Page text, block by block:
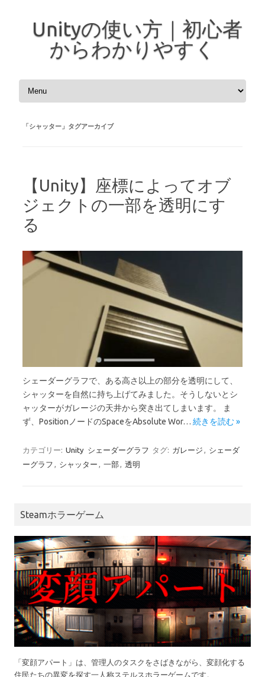
Unityの使い方｜初心者
からわかりやすく
コンテンツへスキップ
「シャッター 」タグアーカイブ
【Unity】座標によってオブ
ジェクトの一部を透明にす
る
シェーダーグラフで、ある高さ以上の部分を透明にして、
シャッターを自然に持ち上げてみました。そうしないとシ
ャッターがガレージの天井から突き出てしまいます。 ま
ず、PositionノードのSpaceをAbsolute Wor… 続きを読む »
カテゴリー: Unity シェーダーグラフ タグ: ガレージ
シェーダ
ーグラフ
シャッター 一部 透明
Steamホラーゲーム
「変顔アパート」は、管理人のタスクをさばきながら、変顔化する
住民たちの異変を探す一人称ステルスホラーゲームです。